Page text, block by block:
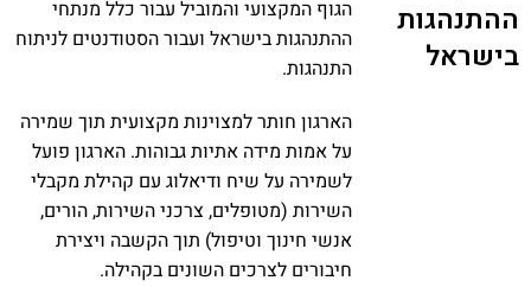
ההתנהגות
בישראל
הגוף המקצועי והמוביל עבור כלל מנתחי
ההתנהגות בישראל ועבור הסטודנטים לניתוח
התנהגות.
הארגון חותר למצוינות מקצועית תוך שמירה
על אמות מידה אתיות גבוהות. הארגון פועל
לשמירה על שיח ודיאלוג עם קהילת מקבלי
השירות (מטופלים, צרכני השירות, הורים,
אנשי חינוך וטיפול) תוך הקשבה ויצירת
חיבורים לצרכים השונים בקהילה.